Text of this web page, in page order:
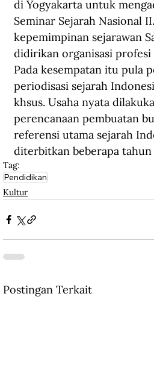
di Yogyakarta untuk
Seminar Sejarah Nasional
kepemimpinan sejarawan
didirikan organisasi profesi
Pada kesempatan itu pula
periodisasi sejarah
khsus. Usaha nyata
perencanaan pembuatan
referensi utama sejarah
diterbitkan beberapa
Tag:
Pendidikan
Kultur
Postingan Terkait